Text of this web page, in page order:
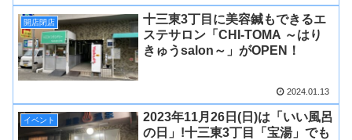
開店閉店
十三東3丁目に美容鍼もできるエ
ステサロン「CHI-TOMA ～はり
きゅうsalon～」がOPEN！
2024.01.13
イベント
2023年11月26日(日)は「いい風呂
の日」!十三東3丁目「宝湯」でも